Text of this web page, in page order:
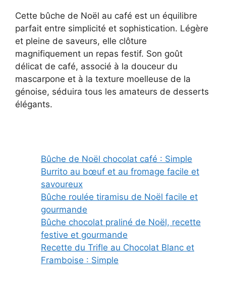
Cette bûche de Noël au café est un équilibre
parfait entre simplicité et sophistication. Légère
et pleine de saveurs, elle clôture
magnifiquement un repas festif. Son goût
délicat de café, associé à la douceur du
mascarpone et à la texture moelleuse de la
génoise, séduira tous les amateurs de desserts
élégants.
Bûche de Noël chocolat café : Simple
Burrito au bœuf et au fromage facile et
savoureux
Bûche roulée tiramisu de Noël facile et
gourmande
Bûche chocolat praliné de Noël, recette
festive et gourmande
Recette du Trifle au Chocolat Blanc et
Framboise : Simple